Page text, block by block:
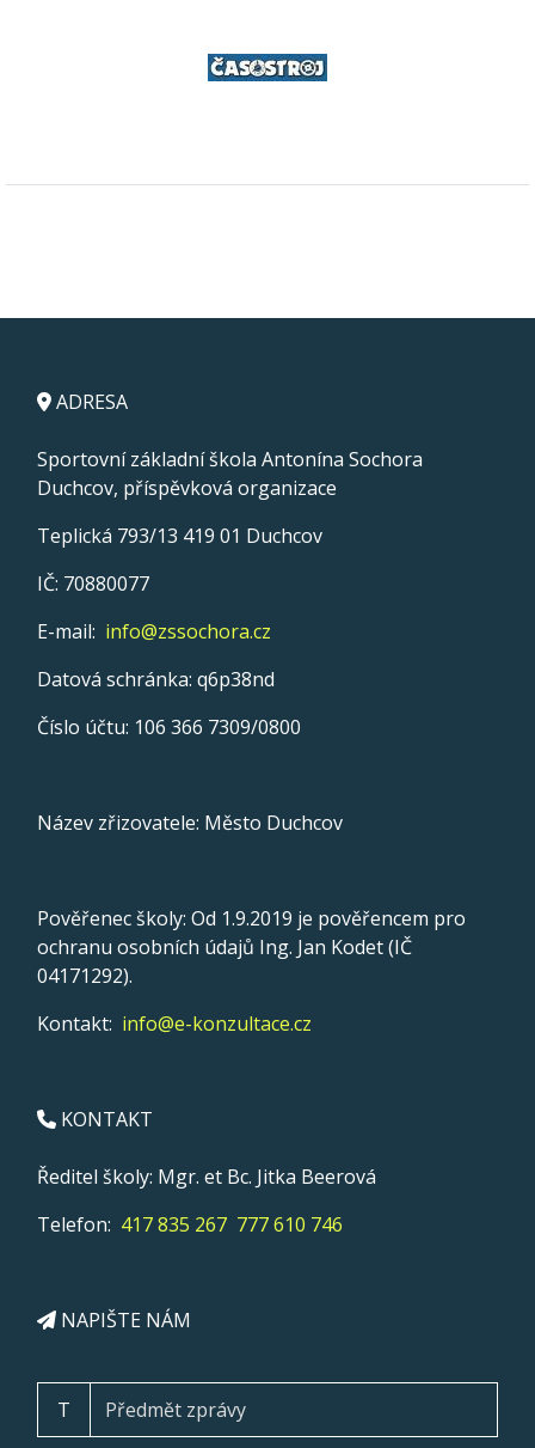
ADRESA
Sportovní základní škola Antonína Sochora
Duchcov, příspěvková organizace
Teplická 793/13 419 01 Duchcov
IČ: 70880077
E-mail: info@zssochora.cz
Datová schránka: q6p38nd
Číslo účtu: 106 366 7309/0800
Název zřizovatele: Město Duchcov
Pověřenec školy: Od 1.9.2019 je pověřencem pro
ochranu osobních údajů Ing. Jan Kodet (IČ
04171292).
Kontakt: info@e-konzultace.cz
KONTAKT
Ředitel školy: Mgr. et Bc. Jitka Beerová
Telefon: 417 835 267 777 610 746
NAPIŠTE NÁM
T